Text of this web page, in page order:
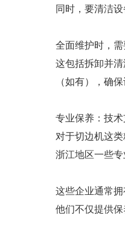
同时，要清洁
全面维护时，需
这包括拆卸并
（如有），确
专业保养：技
对于切边机这
浙江地区一些
这些企业通常
他们不仅提供